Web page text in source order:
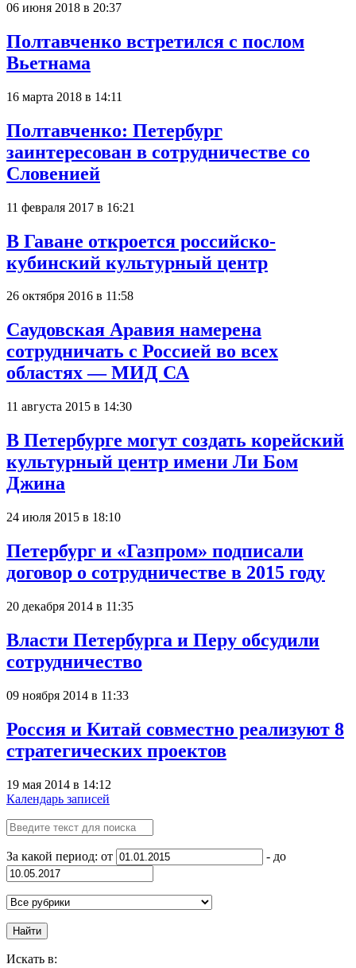
06 июня 2018 в 20:37
Полтавченко встретился с послом
Вьетнама
16 марта 2018 в 14:11
Полтавченко: Петербург
заинтересован в сотрудничестве со
Словенией
11 февраля 2017 в 16:21
В Гаване откроется российско-
кубинский культурный центр
26 октября 2016 в 11:58
Саудовская Аравия намерена
сотрудничать с Россией во всех
областях — МИД СА
11 августа 2015 в 14:30
В Петербурге могут создать корейский
культурный центр имени Ли Бом
Джина
24 июля 2015 в 18:10
Петербург и «Газпром» подписали
договор о сотрудничестве в 2015 году
20 декабря 2014 в 11:35
Власти Петербурга и Перу обсудили
сотрудничество
09 ноября 2014 в 11:33
Россия и Китай совместно реализуют 8
стратегических проектов
19 мая 2014 в 14:12
Календарь записей
За какой период: от - до
Найти
Искать в: